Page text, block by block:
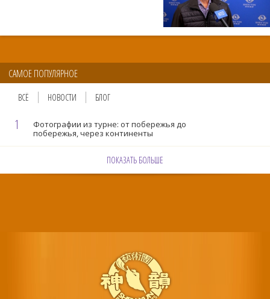
САМОЕ ПОПУЛЯРНОЕ
ВСЁ НОВОСТИ БЛОГ
1
Фотографии из турне: от побережья до
побережья, через континенты
ПОКАЗАТЬ БОЛЬШЕ